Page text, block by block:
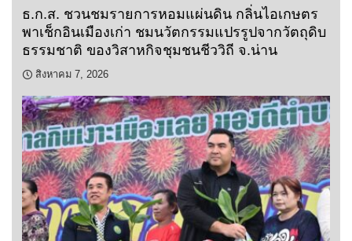
ธ.ก.ส. ชวนชมรายการหอมแผ่นดิน กลิ่นไอเกษตร
พาเช็กอินเมืองเก่า ชมนวัตกรรมแปรรูปจากวัตถุดิบ
ธรรมชาติ ของวิสาหกิจชุมชนชีววิถี จ.น่าน
สิงหาคม 7, 2026